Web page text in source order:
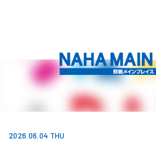
2026.06.04 THU